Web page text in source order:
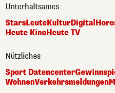
Unterhaltsames
StarsLeuteKulturDigital
Heute KinoHeute TV
Nützliches
Sport Datencenter
WohnenVerkehrsmeldungen